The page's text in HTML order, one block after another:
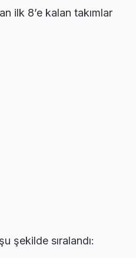
ilk 8’e kalan takımlar
şekilde sıralandı: